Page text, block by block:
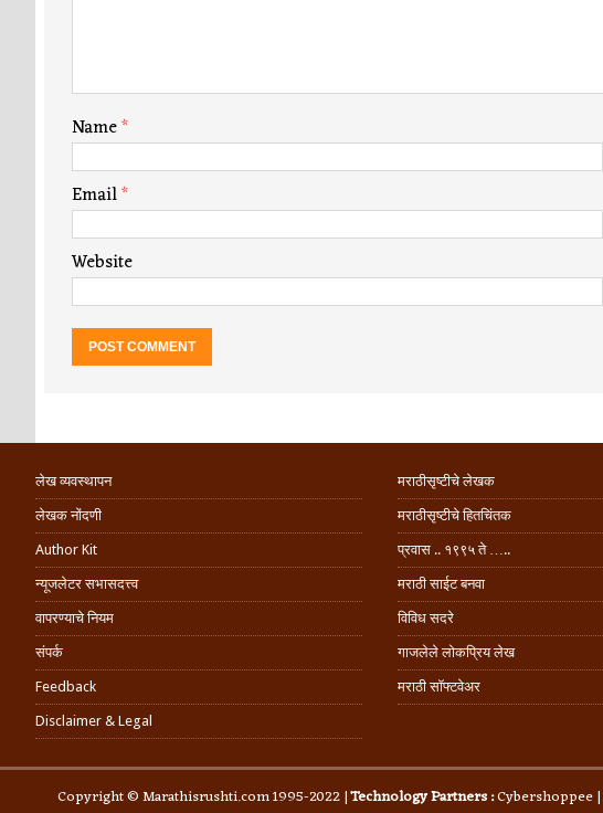
Name*
Email*
Website
लेख व्यवस्थापन
लेखक नोंदणी
Author Kit
न्यूजलेटर सभासदत्त्व
वापरण्याचे नियम
संपर्क
Feedback
Disclaimer & Legal
मराठीसृष्टीचे लेखक
मराठीसृष्टीचे हितचिंतक
प्रवास .. १९९५ ते …..
मराठी साईट बनवा
विविध सदरे
गाजलेले लोकप्रिय लेख
मराठी सॉफ्टवेअर
Copyright © Marathisrushti.com 1995-2022 |Technology Partners :Cybershoppee|